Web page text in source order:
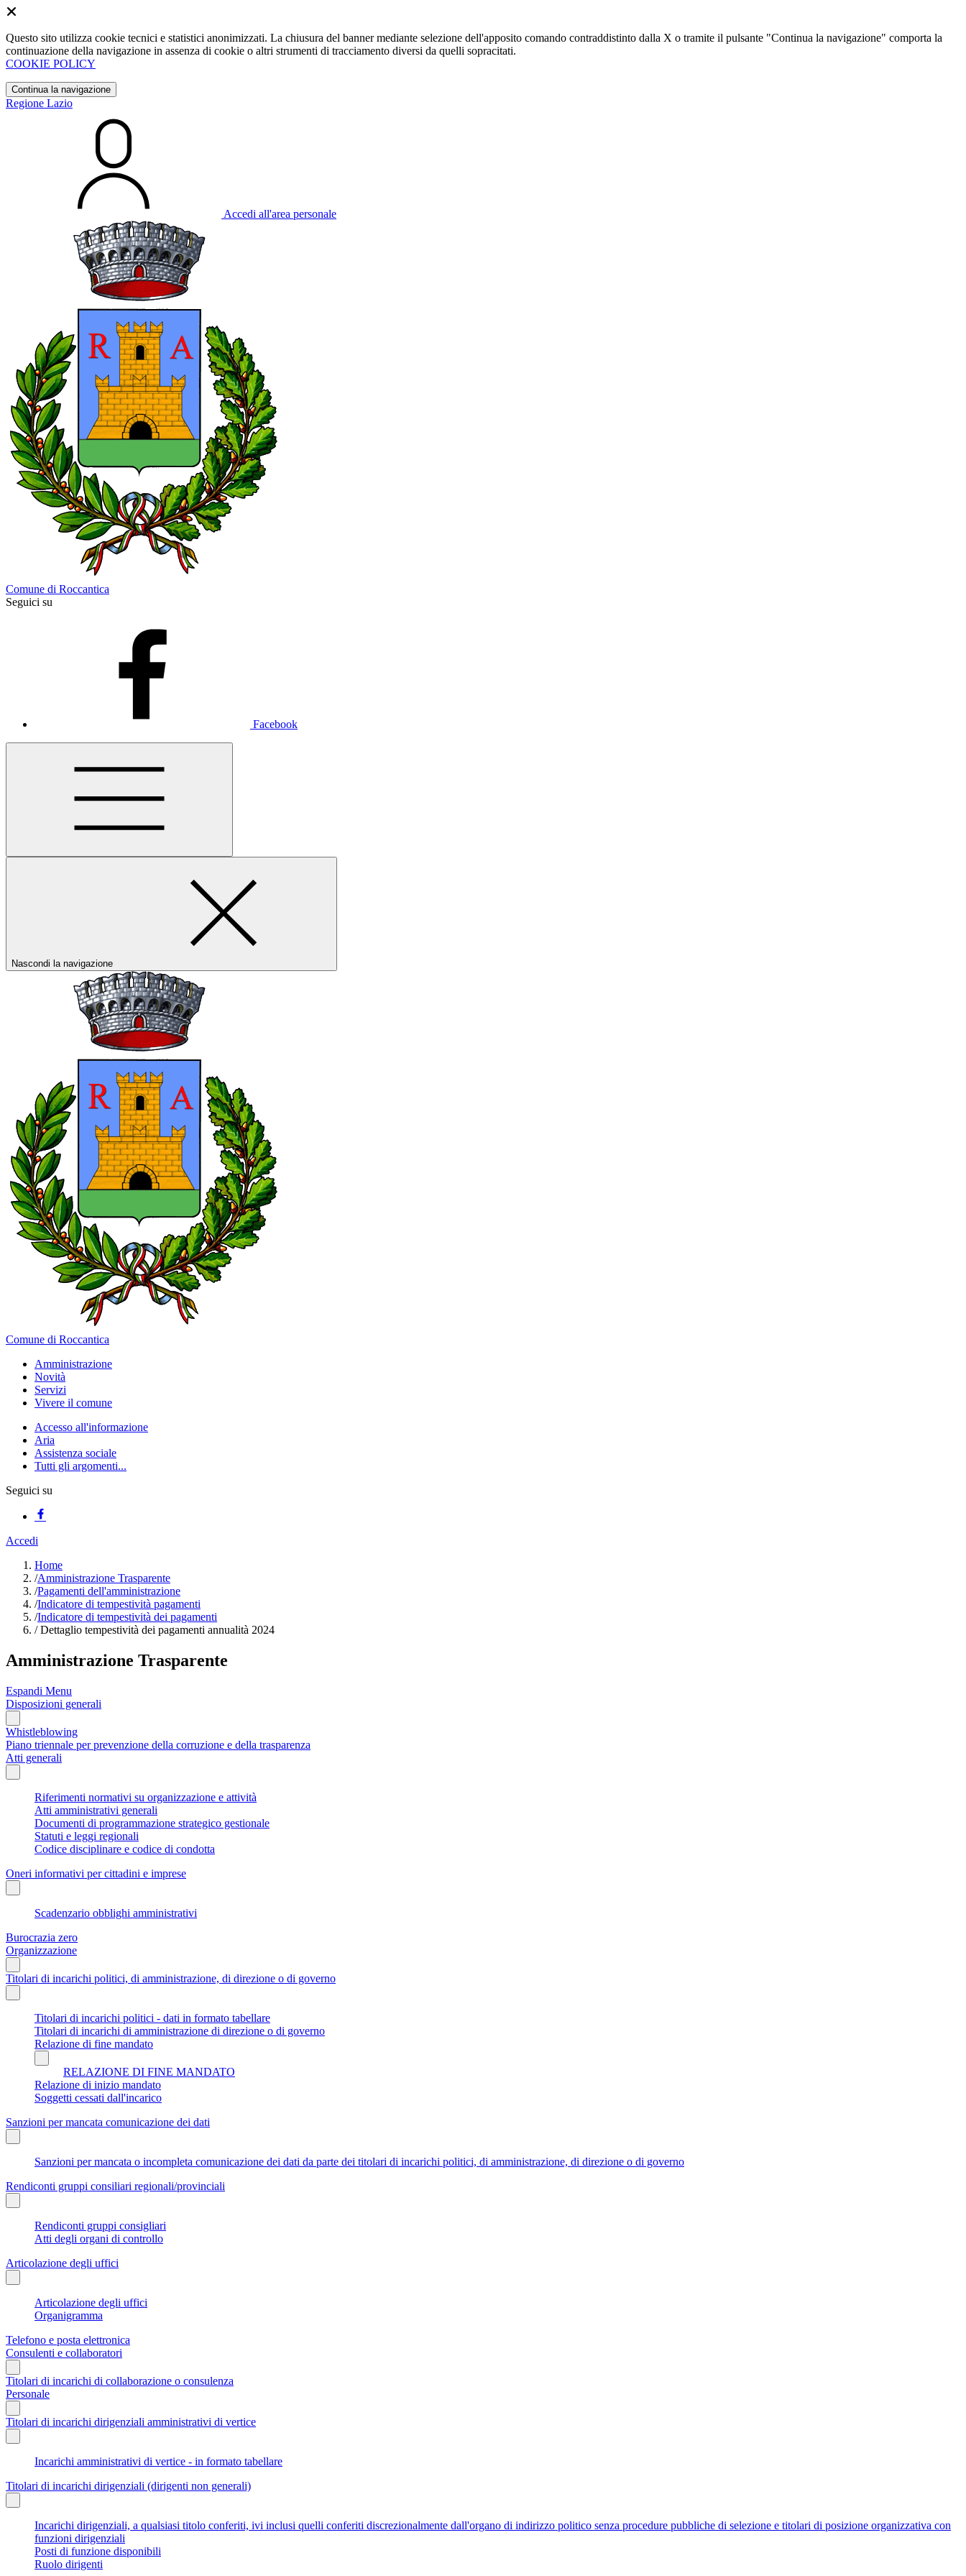
Questo sito utilizza cookie tecnici e statistici anonimizzati. La chiusura del banner mediante selezione dell'apposito comando contraddistinto dalla X o tramite il pulsante "Continua la navigazione" comporta la
continuazione della navigazione in assenza di cookie o altri strumenti di tracciamento diversi da quelli sopracitati.
COOKIE POLICY
Continua la navigazione
Regione Lazio
Accedi all'area personale
Comune di Roccantica
Seguici su
Facebook
Nascondi la navigazione
Comune di Roccantica
Amministrazione
Novità
Servizi
Vivere il comune
Accesso all'informazione
Aria
Assistenza sociale
Tutti gli argomenti...
Seguici su
Accedi
Home
/Amministrazione Trasparente
/Pagamenti dell'amministrazione
/Indicatore di tempestività pagamenti
/Indicatore di tempestività dei pagamenti
/Dettaglio tempestività dei pagamenti annualità 2024
Amministrazione Trasparente
Espandi Menu
Disposizioni generali
Whistleblowing
Piano triennale per prevenzione della corruzione e della trasparenza
Atti generali
Riferimenti normativi su organizzazione e attività
Atti amministrativi generali
Documenti di programmazione strategico gestionale
Statuti e leggi regionali
Codice disciplinare e codice di condotta
Oneri informativi per cittadini e imprese
Scadenzario obblighi amministrativi
Burocrazia zero
Organizzazione
Titolari di incarichi politici, di amministrazione, di direzione o di governo
Titolari di incarichi politici - dati in formato tabellare
Titolari di incarichi di amministrazione di direzione o di governo
Relazione di fine mandato
RELAZIONE DI FINE MANDATO
Relazione di inizio mandato
Soggetti cessati dall'incarico
Sanzioni per mancata comunicazione dei dati
Sanzioni per mancata o incompleta comunicazione dei dati da parte dei titolari di incarichi politici, di amministrazione, di direzione o di governo
Rendiconti gruppi consiliari regionali/provinciali
Rendiconti gruppi consigliari
Atti degli organi di controllo
Articolazione degli uffici
Articolazione degli uffici
Organigramma
Telefono e posta elettronica
Consulenti e collaboratori
Titolari di incarichi di collaborazione o consulenza
Personale
Titolari di incarichi dirigenziali amministrativi di vertice
Incarichi amministrativi di vertice - in formato tabellare
Titolari di incarichi dirigenziali (dirigenti non generali)
Incarichi dirigenziali, a qualsiasi titolo conferiti, ivi inclusi quelli conferiti discrezionalmente dall'organo di indirizzo politico senza procedure pubbliche di selezione e titolari di posizione organizzativa con
funzioni dirigenziali
Posti di funzione disponibili
Ruolo dirigenti